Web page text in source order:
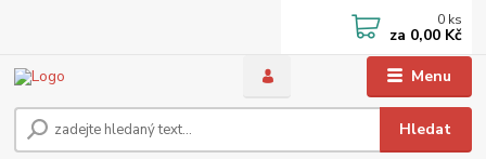
Menu
Hledat
0 ks
za 0,00 Kč